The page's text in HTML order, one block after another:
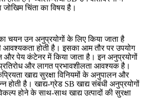
जोखिम चिंता का विषय है।
चयन उन अनुप्रयोगों के लिए किया जाता है
आवश्यकता होती है। इसका आम तौर पर उपयोग
और पेय कंटेनर में किया जाता है। इन अनुप्रयोगों
और लागत प्रभावशीलता आवश्यक है।
खाद्य सुरक्षा विनियमों के अनुपालन और
होती है। खाद्य-ग्रेड SB खाद्य संबंधी अनुप्रयोगों
होने के साथ-साथ खाद्य उत्पादों की सुरक्षा